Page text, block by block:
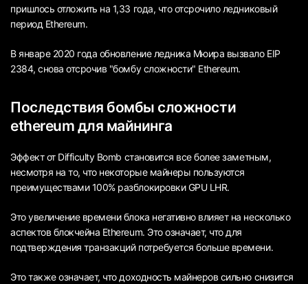
пришлось отложить на 1,33 года, что отсрочило ледниковый
период Ethereum.
В январе 2020 года обновление ледника Мюира вызвало EIP
2384, снова отсрочив "бомбу сложности" Ethereum.
Последствия бомбы сложности
ethereum для майнинга
Эффект от Difficulty Bomb становится все более заметным,
несмотря на то, что некоторые майнеры пользуются
преимуществами 100% разблокировки GPU LHR.
Это увеличение времени блока негативно влияет на несколько
аспектов блокчейна Ethereum. Это означает, что для
подтверждения транзакций потребуется больше времени.
Это также означает, что доходность майнеров сильно снизится